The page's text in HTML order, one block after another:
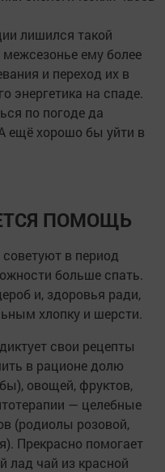
лишился такой
ему более
и переход их в
энергетика на спаде.
по погоде да
ещё хорошо бы уйти в
ПОМОЩЬ
в период
больше спать.
и, здоровья ради,
хлопку и шерсти.
свои рецепты
в рационе долю
овощей, фруктов,
— целебные
(родиолы розовой,
Прекрасно помогает
лад чай из красной